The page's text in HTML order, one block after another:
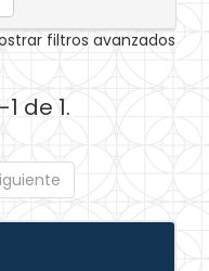
filtros avanzados
de 1.